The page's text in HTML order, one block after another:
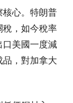
核心。特朗普
稅，如今稅率
口美國一度減
，對加拿大